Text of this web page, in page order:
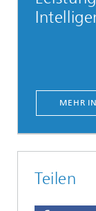
MEHR
Teilen